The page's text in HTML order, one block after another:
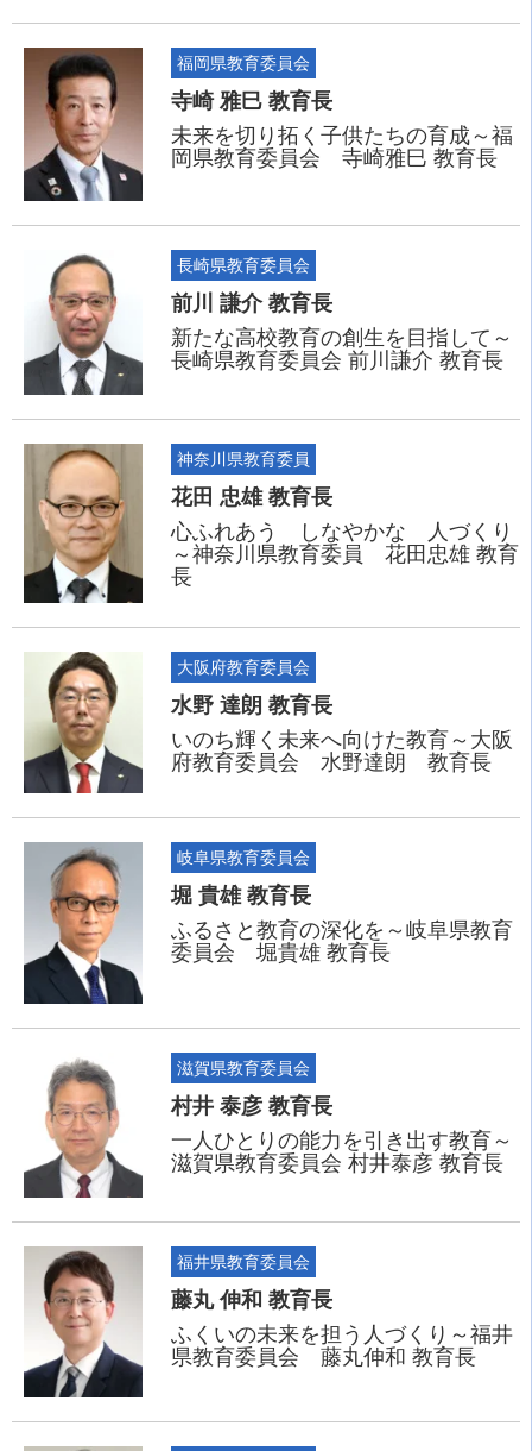
福岡県教育委員会
寺崎 雅巳 教育長
未来を切り拓く子供たちの育成～福
岡県教育委員会 寺崎雅巳 教育長
長崎県教育委員会
前川 謙介 教育長
新たな高校教育の創生を目指して～
長崎県教育委員会 前川謙介 教育長
神奈川県教育委員
花田 忠雄 教育長
心ふれあう しなやかな 人づくり
～神奈川県教育委員 花田忠雄 教育
長
大阪府教育委員会
水野 達朗 教育長
いのち輝く未来へ向けた教育～大阪
府教育委員会 水野達朗 教育長
岐阜県教育委員会
堀 貴雄 教育長
ふるさと教育の深化を～岐阜県教育
委員会 堀貴雄 教育長
滋賀県教育委員会
村井 泰彦 教育長
一人ひとりの能力を引き出す教育～
滋賀県教育委員会 村井泰彦 教育長
福井県教育委員会
藤丸 伸和 教育長
ふくいの未来を担う人づくり～福井
県教育委員会 藤丸伸和 教育長